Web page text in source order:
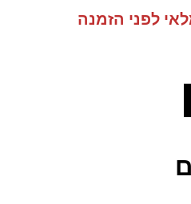
לפני הזמנה